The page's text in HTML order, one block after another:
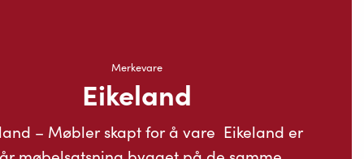
Merkevare
Eikeland
– Møbler skapt for å vare Eikeland er